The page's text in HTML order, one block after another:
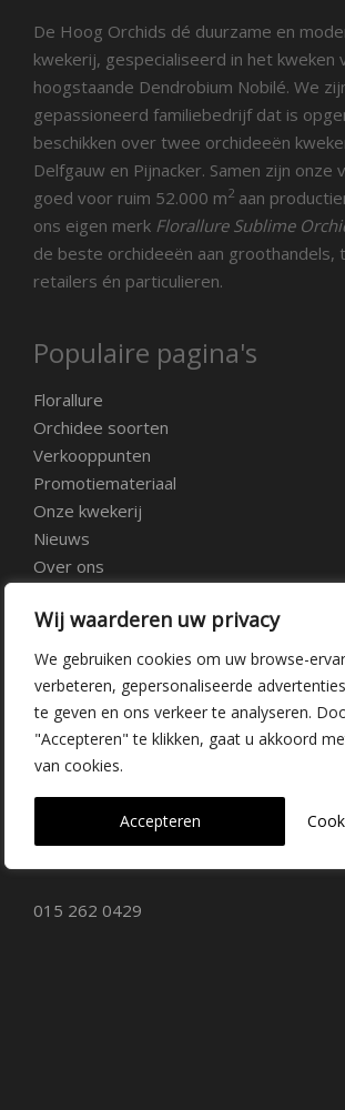
Wij waarderen uw privacy
We gebruiken cookies om uw browse-
verbeteren, gepersonaliseerde
te geven en ons verkeer te analyseren.
"Accepteren" te klikken, gaat u akkoord
van cookies.
Accepteren
De Hoog Orchids dé duurzame en
kwekerij, gespecialiseerd in het kweken
hoogstaande Dendrobium Nobilé. We
gepassioneerd familiebedrijf dat is
beschikken over twee orchideeën
Delfgauw en Pijnacker. Samen zijn onze
goed voor ruim 52.000 m2 aan
ons eigen merk Florallure Sublime
de beste orchideeën aan groothandels,
retailers én particulieren.
Populaire pagina's
Florallure
Orchidee soorten
Verkooppunten
Promotiemateriaal
Onze kwekerij
Nieuws
Over ons
Vacatures
Contact
Kwekerij Delfgauw
Vrederustlaan 10
2645 AW Delfgauw
015 262 0429